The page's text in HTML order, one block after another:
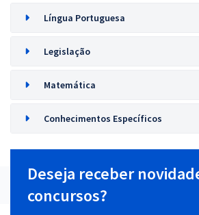
Língua Portuguesa
Legislação
Matemática
Conhecimentos Específicos
Deseja receber
concursos?